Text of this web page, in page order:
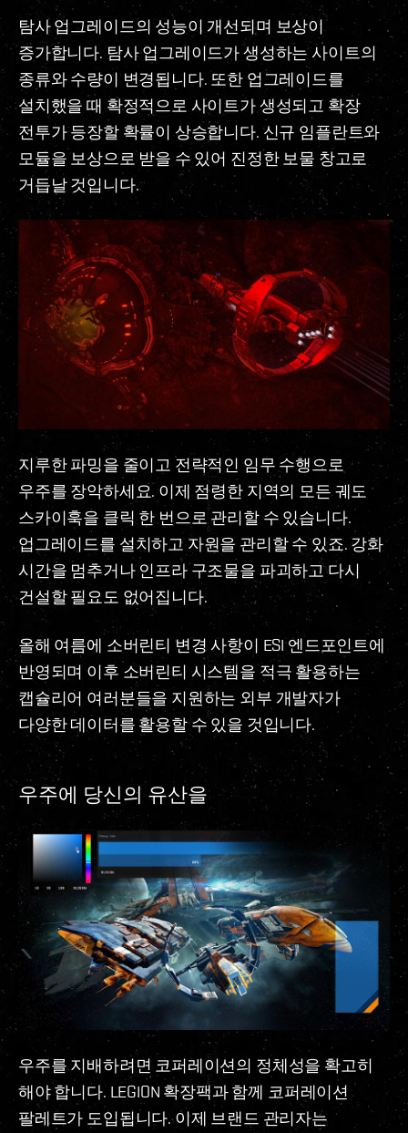
탐사 업그레이드의 성능이 개선되며 보상이
증가합니다. 탐사 업그레이드가 생성하는 사이트의
종류와 수량이 변경됩니다. 또한 업그레이드를
설치했을 때 확정적으로 사이트가 생성되고 확장
전투가 등장할 확률이 상승합니다. 신규 임플란트와
모듈을 보상으로 받을 수 있어 진정한 보물 창고로
거듭날 것입니다.
지루한 파밍을 줄이고 전략적인 임무 수행으로
우주를 장악하세요. 이제 점령한 지역의 모든 궤도
스카이훅을 클릭 한 번으로 관리할 수 있습니다.
업그레이드를 설치하고 자원을 관리할 수 있죠. 강화
시간을 멈추거나 인프라 구조물을 파괴하고 다시
건설할 필요도 없어집니다.
올해 여름에 소버린티 변경 사항이 ESI 엔드포인트에
반영되며 이후 소버린티 시스템을 적극 활용하는
캡슐리어 여러분들을 지원하는 외부 개발자가
다양한 데이터를 활용할 수 있을 것입니다.
우주에 당신의 유산을
우주를 지배하려면 코퍼레이션의 정체성을 확고히
해야 합니다. LEGION 확장팩과 함께 코퍼레이션
팔레트가 도입됩니다. 이제 브랜드 관리자는